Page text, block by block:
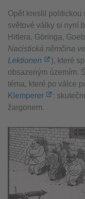
Opět kreslil politickou
světové války si nyní
Hitlera, Göringa,
Nacistická němčina
Lektionen
), které
obsazeným územím.
téma, které po válce
Klemperer
:
žargonem.